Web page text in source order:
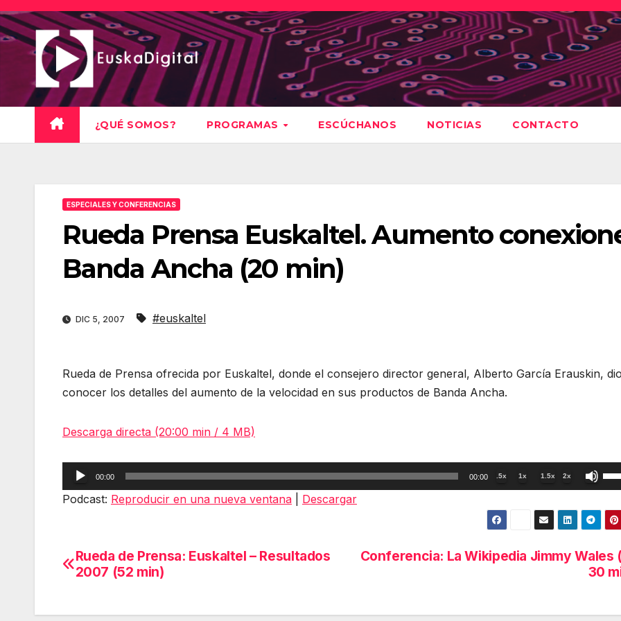
Saltar
al
contenido
¿QUÉ SOMOS? PROGRAMAS ESCÚCHANOS NOTICIAS CONTACTO
ESPECIALES Y CONFERENCIAS
Rueda Prensa Euskaltel. Aumento
Banda Ancha (20 min)
DIC 5, 2007 #euskaltel
Rueda de Prensa ofrecida por Euskaltel, donde el consejero director general, Alberto García Erauskin,
conocer los detalles del aumento de la velocidad en sus productos de Banda Ancha.
Descarga directa (20:00 min / 4 MB)
Reproductor
de
00:00 00:00 .5x 1x 1.5x 2x
las
de
Podcast: Reproducir en una nueva ventana Descargar
Navegación
Conferencia: La Wikipedia Jimmy Wales
30
Rueda de Prensa: Euskaltel – Resultados
2007 (52 min)